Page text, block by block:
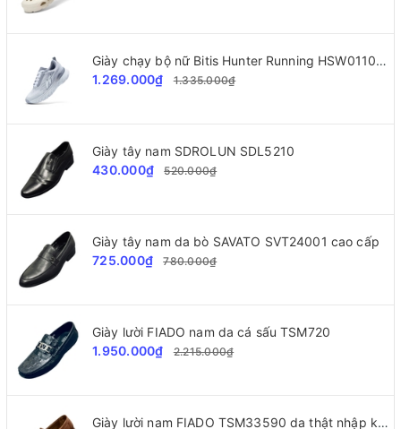
Giày chạy bộ nữ Bitis Hunter Running HSW011000
1.269.000₫
1.335.000₫
Giày tây nam SDROLUN SDL5210
430.000₫
520.000₫
Giày tây nam da bò SAVATO SVT24001 cao cấp
725.000₫
780.000₫
Giày lười FIADO nam da cá sấu TSM720
1.950.000₫
2.215.000₫
Giày lười nam FIADO TSM33590 da thật nhập khẩu